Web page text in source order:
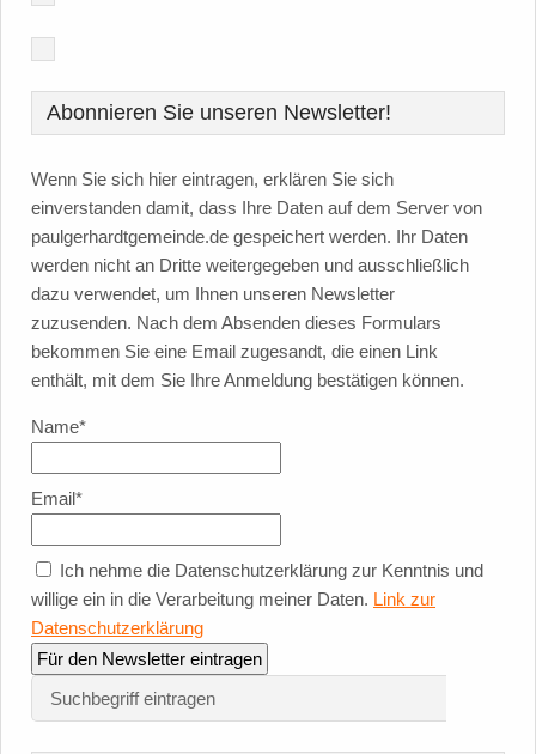
Abonnieren Sie unseren Newsletter!
Wenn Sie sich hier eintragen, erklären Sie sich
einverstanden damit, dass Ihre Daten auf dem Server von
paulgerhardtgemeinde.de gespeichert werden. Ihr Daten
werden nicht an Dritte weitergegeben und ausschließlich
dazu verwendet, um Ihnen unseren Newsletter
zuzusenden. Nach dem Absenden dieses Formulars
bekommen Sie eine Email zugesandt, die einen Link
enthält, mit dem Sie Ihre Anmeldung bestätigen können.
Name*
Email*
Ich nehme die Datenschutzerklärung zur Kenntnis und
willige ein in die Verarbeitung meiner Daten. Link zur
Datenschutzerklärung